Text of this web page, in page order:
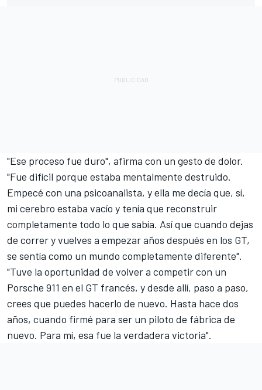
"Ese proceso fue duro", afirma con un gesto de dolor.
"Fue difícil porque estaba mentalmente destruido.
Empecé con una psicoanalista, y ella me decía que, sí,
mi cerebro estaba vacío y tenía que reconstruir
completamente todo lo que sabía. Así que cuando dejas
de correr y vuelves a empezar años después en los GT,
se sentía como un mundo completamente diferente".
"Tuve la oportunidad de volver a competir con un
Porsche 911 en el GT francés, y desde allí, paso a paso,
crees que puedes hacerlo de nuevo. Hasta hace dos
años, cuando firmé para ser un piloto de fábrica de
nuevo. Para mí, esa fue la verdadera victoria".